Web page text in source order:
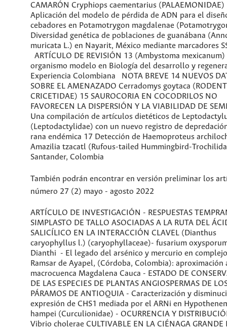
CAMARÓN Cryphiops caementarius (PALAEMONIDAE)
Aplicación del modelo de pérdida de ADN para el
cebadores en Potamotrygon magdalenae
Diversidad genética de poblaciones de guanábana
muricata L.) en Nayarit, México mediante marcadores
ARTÍCULO DE REVISIÓN 13 (Ambystoma mexicanum)
organismo modelo en Biología del desarrollo y
Experiencia Colombiana NOTA BREVE 14 NUEVOS
SOBRE EL AMENAZADO Cerradomys goytaca
CRICETIDAE) 15 SAUROCORIA EN COCODRILOS NO
FAVORECEN LA DISPERSIÓN Y LA VIABILIDAD DE
Una compilación de artículos dietéticos de
(Leptodactylidae) con un nuevo registro de
rana endémica 17 Detección de Haemoproteus
Amazilia tzacatl (Rufous-tailed Hummingbird-
Santander, Colombia
También podrán encontrar en versión preliminar los
número 27 (2) mayo - agosto 2022
ARTÍCULO DE INVESTIGACIÓN - RESPUESTAS
SIMPLASTO DE TALLO ASOCIADAS A LA RUTA DEL
SALICÍLICO EN LA INTERACCIÓN CLAVEL (Dianthus
caryophyllus l.) (caryophyllaceae)- fusarium
Dianthi - El legado del arsénico y mercurio en
Ramsar de Ayapel, (Córdoba, Colombia): aproximación
macrocuenca Magdalena Cauca - ESTADO DE
DE LAS ESPECIES DE PLANTAS ANGIOSPERMAS DE
PÁRAMOS DE ANTIOQUIA - Caracterización y
expresión de CHS1 mediada por el ARNi en
hampei (Curculionidae) - OCURRENCIA Y
Vibrio cholerae CULTIVABLE EN LA CIÉNAGA GRANDE